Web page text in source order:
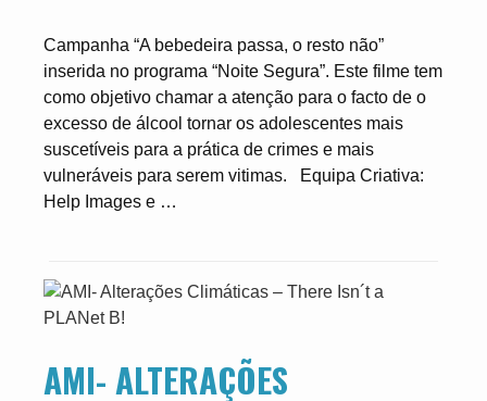
Campanha “A bebedeira passa, o resto não”
inserida no programa “Noite Segura”. Este filme tem
como objetivo chamar a atenção para o facto de o
excesso de álcool tornar os adolescentes mais
suscetíveis para a prática de crimes e mais
vulneráveis para serem vitimas. Equipa Criativa:
Help Images e …
AMI- ALTERAÇÕES